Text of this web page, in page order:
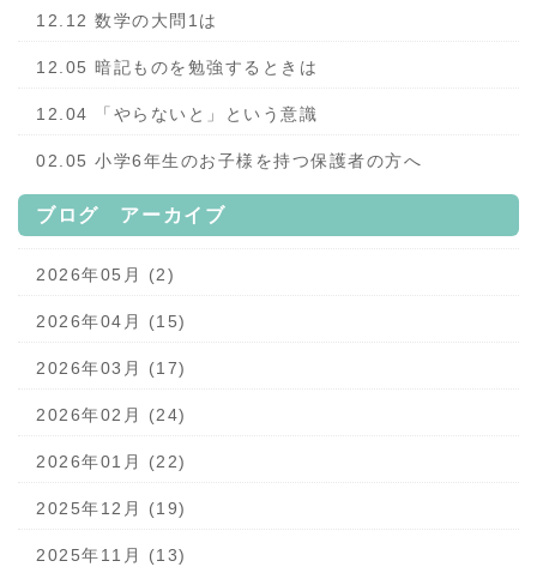
12.12 数学の大問1は
12.05 暗記ものを勉強するときは
12.04 「やらないと」という意識
02.05 小学6年生のお子様を持つ保護者の方へ
ブログ アーカイブ
2026年05月 (2)
2026年04月 (15)
2026年03月 (17)
2026年02月 (24)
2026年01月 (22)
2025年12月 (19)
2025年11月 (13)